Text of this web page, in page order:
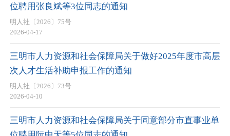
位聘用张良斌等3位同志的通知
明人社〔2026〕75号
2026-04-17
三明市人力资源和社会保障局关于做好2025年度市高层
次人才生活补助申报工作的通知
明人社〔2026〕73号
2026-04-10
三明市人力资源和社会保障局关于同意部分市直事业单